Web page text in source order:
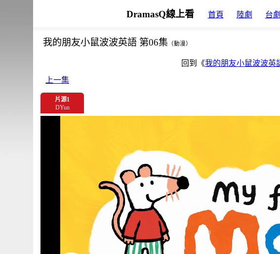
DramasQ線上看 首頁 陸劇 台劇
我的朋友小鼠波波英語 第06集 （動漫）
回到《我的朋友小鼠波波英
上一集
片源1
DYun